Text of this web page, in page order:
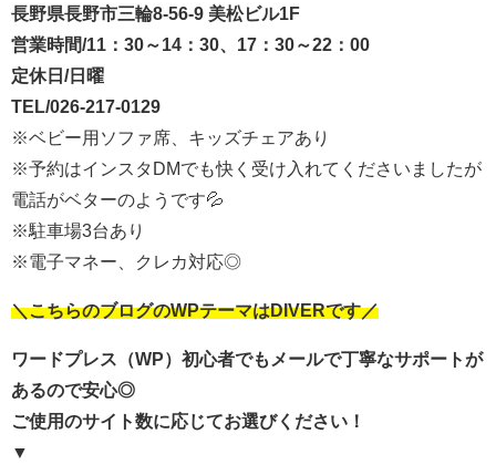
長野県長野市三輪8-56-9 美松ビル1F
営業時間/11：30～14：30、17：30～22：00
定休日/日曜
TEL/026-217-0129
※ベビー用ソファ席、キッズチェアあり
※予約はインスタDMでも快く受け入れてくださいましたが
電話がベターのようです💦
※駐車場3台あり
※電子マネー、クレカ対応◎
＼こちらのブログのWPテーマはDIVERです／
ワードプレス（WP）初心者でもメールで丁寧なサポートが
あるので安心◎
ご使用のサイト数に応じてお選びください！
▼